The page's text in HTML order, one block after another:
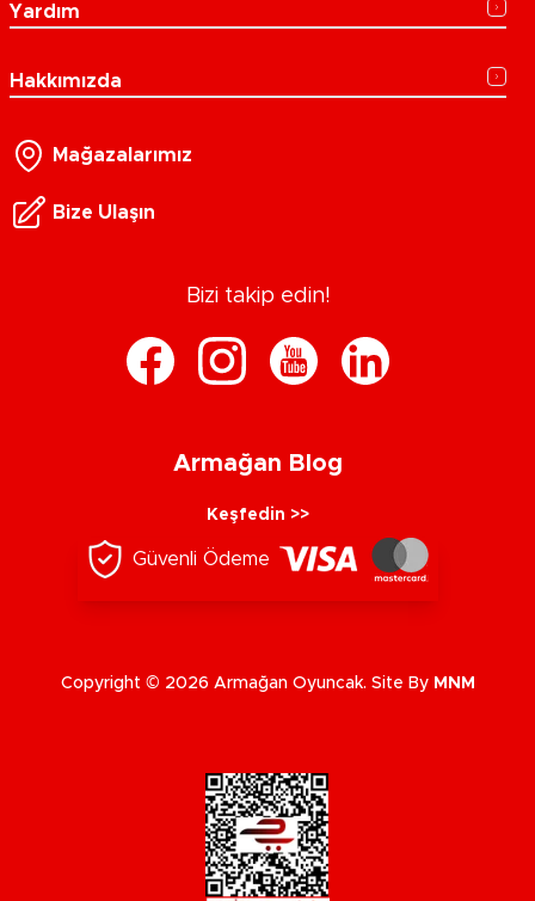
Yardım
Hakkımızda
Mağazalarımız
Bize Ulaşın
Bizi takip edin!
Armağan Blog
Keşfedin >>
Güvenli Ödeme
Copyright © 2026 Armağan Oyuncak. Site By MNM